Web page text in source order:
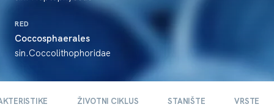
RED
Coccosphaerales
sin.Coccolithophoridae
ŽIVOTNI CIKLUS STANIŠTE VRSTE